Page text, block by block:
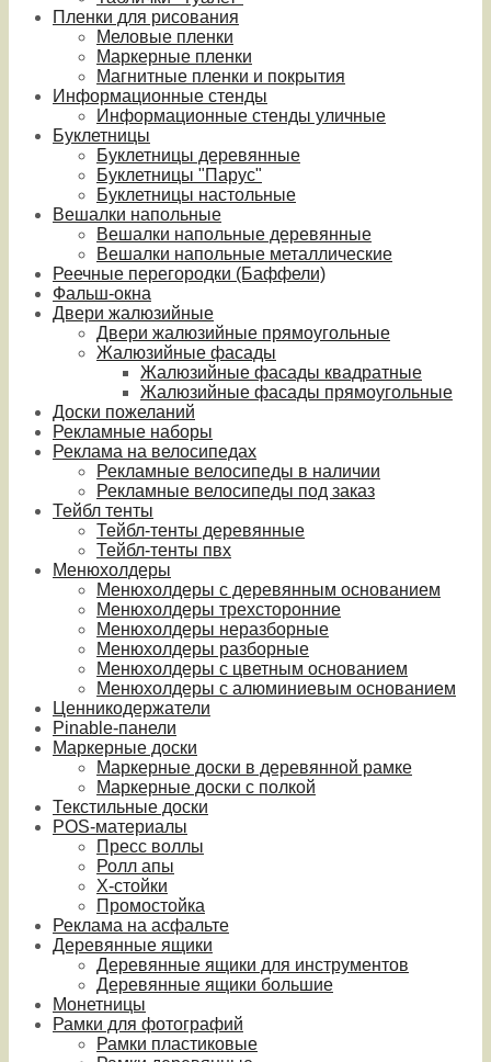
Пленки для рисования
Меловые пленки
Маркерные пленки
Магнитные пленки и покрытия
Информационные стенды
Информационные стенды уличные
Буклетницы
Буклетницы деревянные
Буклетницы "Парус"
Буклетницы настольные
Вешалки напольные
Вешалки напольные деревянные
Вешалки напольные металлические
Реечные перегородки (Баффели)
Фальш-окна
Двери жалюзийные
Двери жалюзийные прямоугольные
Жалюзийные фасады
Жалюзийные фасады квадратные
Жалюзийные фасады прямоугольные
Доски пожеланий
Рекламные наборы
Реклама на велосипедах
Рекламные велосипеды в наличии
Рекламные велосипеды под заказ
Тейбл тенты
Тейбл-тенты деревянные
Тейбл-тенты пвх
Менюхолдеры
Менюхолдеры с деревянным основанием
Менюхолдеры трехсторонние
Менюхолдеры неразборные
Менюхолдеры разборные
Менюхолдеры с цветным основанием
Менюхолдеры с алюминиевым основанием
Ценникодержатели
Pinable-панели
Маркерные доски
Маркерные доски в деревянной рамке
Маркерные доски с полкой
Текстильные доски
POS-материалы
Пресс воллы
Ролл апы
Х-стойки
Промостойка
Реклама на асфальте
Деревянные ящики
Деревянные ящики для инструментов
Деревянные ящики большие
Монетницы
Рамки для фотографий
Рамки пластиковые